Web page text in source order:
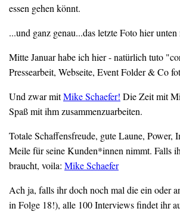
essen gehen könnt.
...und ganz genau...das letzte Foto hier
Mitte Januar habe ich hier - natürlich tuto
Pressearbeit, Webseite, Event Folder & Co
Und zwar mitMike Schaefer! Die Zeit mit
Spaß mit ihm zusammenzuarbeiten.
Totale Schaffensfreude, gute Laune, Power,
Meile für seine Kunden*innen nimmt. Falls
braucht, voila: Mike Schaefer
Ach ja, falls ihr doch noch mal die ein oder
in Folge 18!), alle 100 Interviews findet ihr